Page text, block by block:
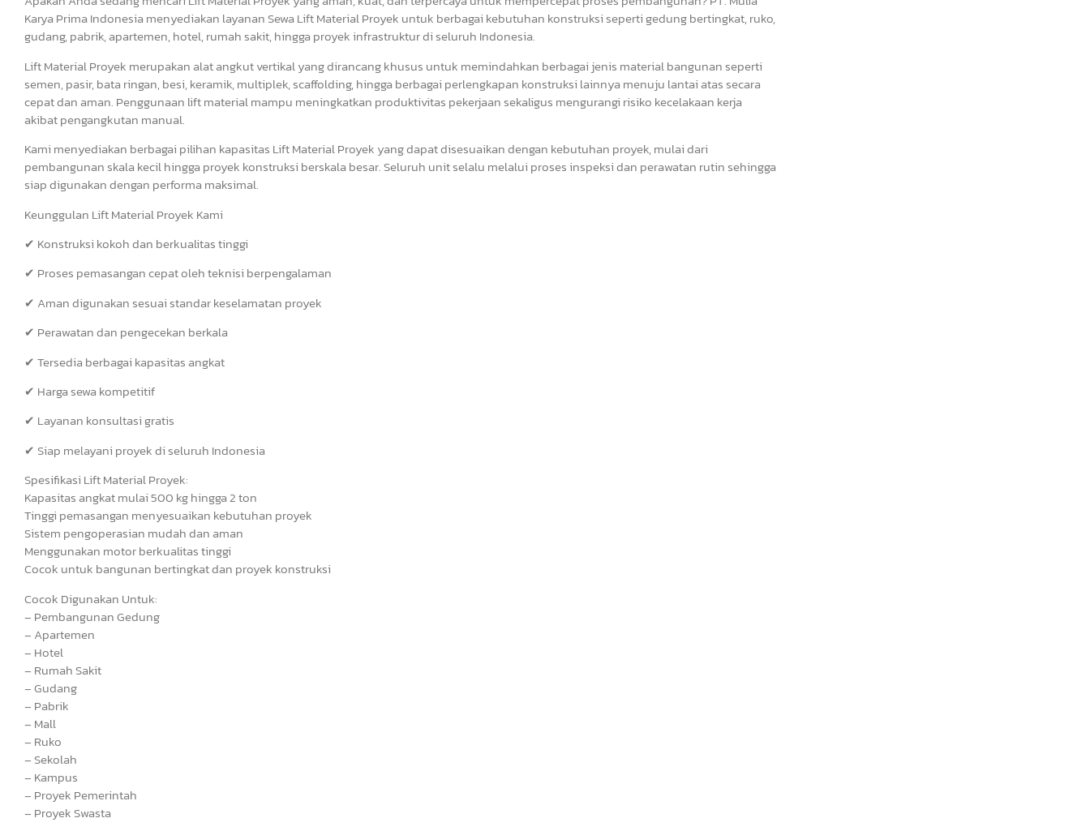
Karya Prima Indonesia menyediakan layanan Sewa Lift Material Proyek untuk berbagai kebutuhan konstruksi seperti gedung bertingkat, ruko,
gudang, pabrik, apartemen, hotel, rumah sakit, hingga proyek infrastruktur di seluruh Indonesia.
Lift Material Proyek merupakan alat angkut vertikal yang dirancang khusus untuk memindahkan berbagai jenis material bangunan seperti
semen, pasir, bata ringan, besi, keramik, multiplek, scaffolding, hingga berbagai perlengkapan konstruksi lainnya menuju lantai atas secara
cepat dan aman. Penggunaan lift material mampu meningkatkan produktivitas pekerjaan sekaligus mengurangi risiko kecelakaan kerja
akibat pengangkutan manual.
Kami menyediakan berbagai pilihan kapasitas Lift Material Proyek yang dapat disesuaikan dengan kebutuhan proyek, mulai dari
pembangunan skala kecil hingga proyek konstruksi berskala besar. Seluruh unit selalu melalui proses inspeksi dan perawatan rutin sehingga
siap digunakan dengan performa maksimal.
Keunggulan Lift Material Proyek Kami
✔ Konstruksi kokoh dan berkualitas tinggi
✔ Proses pemasangan cepat oleh teknisi berpengalaman
✔ Aman digunakan sesuai standar keselamatan proyek
✔ Perawatan dan pengecekan berkala
✔ Tersedia berbagai kapasitas angkat
✔ Harga sewa kompetitif
✔ Layanan konsultasi gratis
✔ Siap melayani proyek di seluruh Indonesia
Spesifikasi Lift Material Proyek:
Kapasitas angkat mulai 500 kg hingga 2 ton
Tinggi pemasangan menyesuaikan kebutuhan proyek
Sistem pengoperasian mudah dan aman
Menggunakan motor berkualitas tinggi
Cocok untuk bangunan bertingkat dan proyek konstruksi
Cocok Digunakan Untuk:
– Pembangunan Gedung
– Apartemen
– Hotel
– Rumah Sakit
– Gudang
– Pabrik
– Mall
– Ruko
– Sekolah
– Kampus
– Proyek Pemerintah
– Proyek Swasta